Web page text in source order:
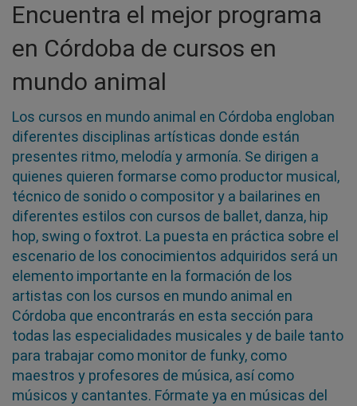
Encuentra el mejor programa
en Córdoba de cursos en
mundo animal
Los cursos en mundo animal en Córdoba engloban
diferentes disciplinas artísticas donde están
presentes ritmo, melodía y armonía. Se dirigen a
quienes quieren formarse como productor musical,
técnico de sonido o compositor y a bailarines en
diferentes estilos con cursos de ballet, danza, hip
hop, swing o foxtrot. La puesta en práctica sobre el
escenario de los conocimientos adquiridos será un
elemento importante en la formación de los
artistas con los cursos en mundo animal en
Córdoba que encontrarás en esta sección para
todas las especialidades musicales y de baile tanto
para trabajar como monitor de funky, como
maestros y profesores de música, así como
músicos y cantantes. Fórmate ya en músicas del